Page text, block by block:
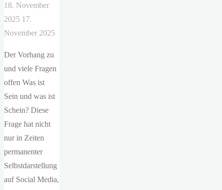
18. November
2025 17.
November 2025
Der Vorhang zu
und viele Fragen
offen Was ist
Sein und was ist
Schein? Diese
Frage hat nicht
nur in Zeiten
permanenter
Selbstdarstellung
auf Social Media,